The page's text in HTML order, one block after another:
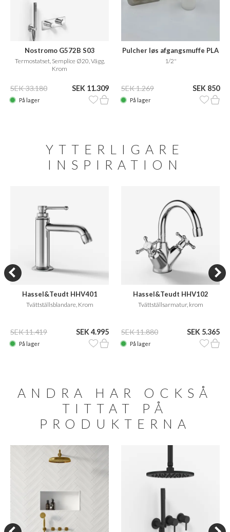
Nostromo G572B S03
Termostatset, Semplice Ø20, Vägg,
Krom
SEK 33.180 SEK 11.309
På lager
Pulcher løs afgangsmuffe PLA
1/2"
SEK 1.269 SEK 850
På lager
YTTERLIGARE
INSPIRATION
Hassel&Teudt HHV401
Tvättställsblandare, Krom
SEK 11.419 SEK 4.995
På lager
Hassel&Teudt HHV102
Tvättställsarmatur, krom
SEK 11.880 SEK 5.365
På lager
ANDRA HAR OCKSÅ
TITTAT PÅ
PRODUKTERNA